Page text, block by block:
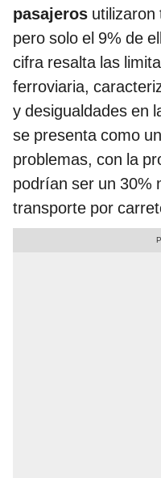
pasajeros utilizaron
pero solo el 9% de
cifra resalta las
ferroviaria,
y desigualdades en
se presenta como
problemas, con la
podrían ser un 30%
transporte por